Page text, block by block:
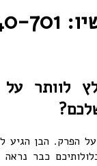
701
לוותר על
הפרק. הבן הגיע
כבר